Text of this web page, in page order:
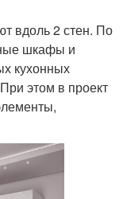
вдоль 2 стен. По
шкафы и
кухонных
этом в проект